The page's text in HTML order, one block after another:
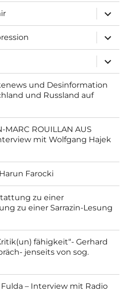
anzeigen
anzeigen
anzeigen
und Desinformation
und Russland auf
MARC ROUILLAN AUS
mit Wolfgang Hajek
Farocki
zu einer
zu einer Sarrazin-Lesung
fähigkeit“- Gerhard
jenseits von sog.
– Interview mit Radio